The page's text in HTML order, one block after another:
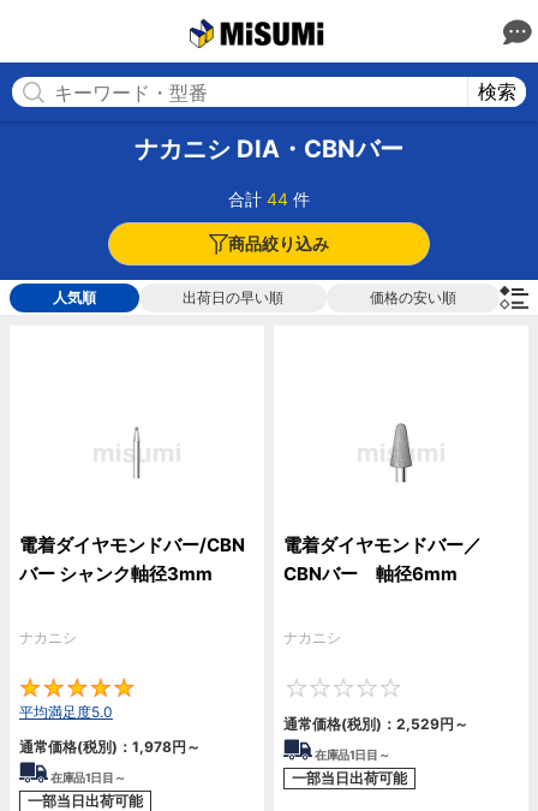
検索
ナカニシ DIA・CBNバー
合計 44 件
商品絞り込み
人気順 出荷日の早い順 価格の安い順
電着ダイヤモンドバー/CBN
バー シャンク軸径3mm
ナカニシ
平均満足度5.0
通常価格(税別)： 1,978円 ～
在庫品1日目～
一部当日出荷可能
電着ダイヤモンドバー／
CBNバー 軸径6mm
ナカニシ
通常価格(税別)： 2,529円 ～
在庫品1日目～
一部当日出荷可能